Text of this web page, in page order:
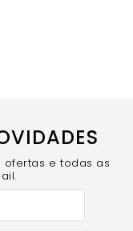
e todas as